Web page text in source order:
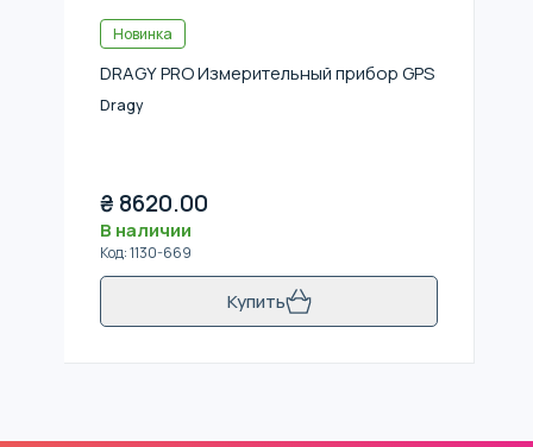
Новинка
DRAGY PRO Измерительный прибор GPS
Dragy
₴ 8620.00
В наличии
Код:1130-669
Купить